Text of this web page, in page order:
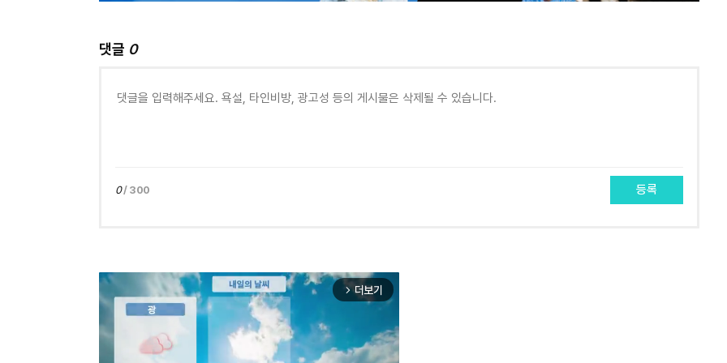
댓글 0
0/ 300 등록
arrow_forward_ios 더보기